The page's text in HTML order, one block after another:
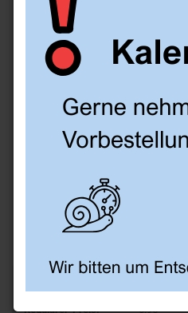
Regulärer-Preis:
6.95